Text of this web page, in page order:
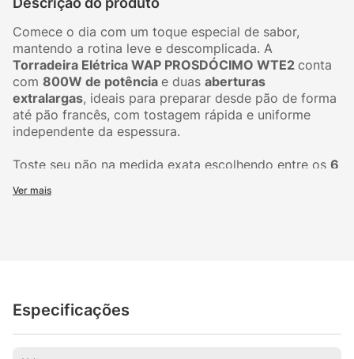
Comece o dia com um toque especial de sabor,
mantendo a rotina leve e descomplicada. A
Torradeira Elétrica WAP PROSDÓCIMO WTE2 conta
com 800W de potência e duas aberturas
extralargas, ideais para preparar desde pão de forma
até pão francês, com tostagem rápida e uniforme
independente da espessura.
Toste seu pão na medida exata escolhendo entre os 6
seu jeito. A
automáticainforma quando seu preparo está
finalizado, além dodesligamento automáticopara
Ver mais
Especificações